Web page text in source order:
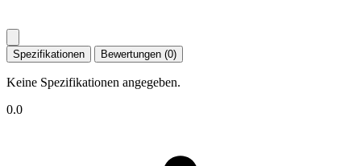
Spezifikationen Bewertungen (0)
Keine Spezifikationen angegeben.
0.0